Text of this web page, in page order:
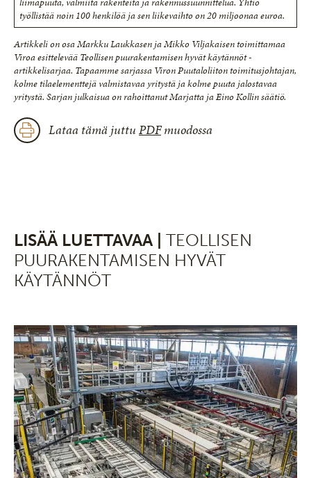
työllistää noin 100 henkilöä ja sen liikevaihto on 20 miljoonaa euroa.
Artikkeli on osa Markku Laukkasen ja Mikko Viljakaisen toimittamaa
Viroa esittelevää Teollisen puurakentamisen hyvät käytännöt -
artikkelisarjaa. Tapaamme sarjassa Viron Puutaloliiton toimitusjohtajan,
kolme tilaelementtejä valmistavaa yritystä ja kolme puuta jalostavaa
yritystä. Sarjan julkaisua on rahoittanut Marjatta ja Eino Kollin säätiö.
Lataa tämä juttu PDFmuodossa
LISÄÄ LUETTAVAA | TEOLLISEN
PUURAKENTAMISEN HYVÄT
KÄYTÄNNÖT